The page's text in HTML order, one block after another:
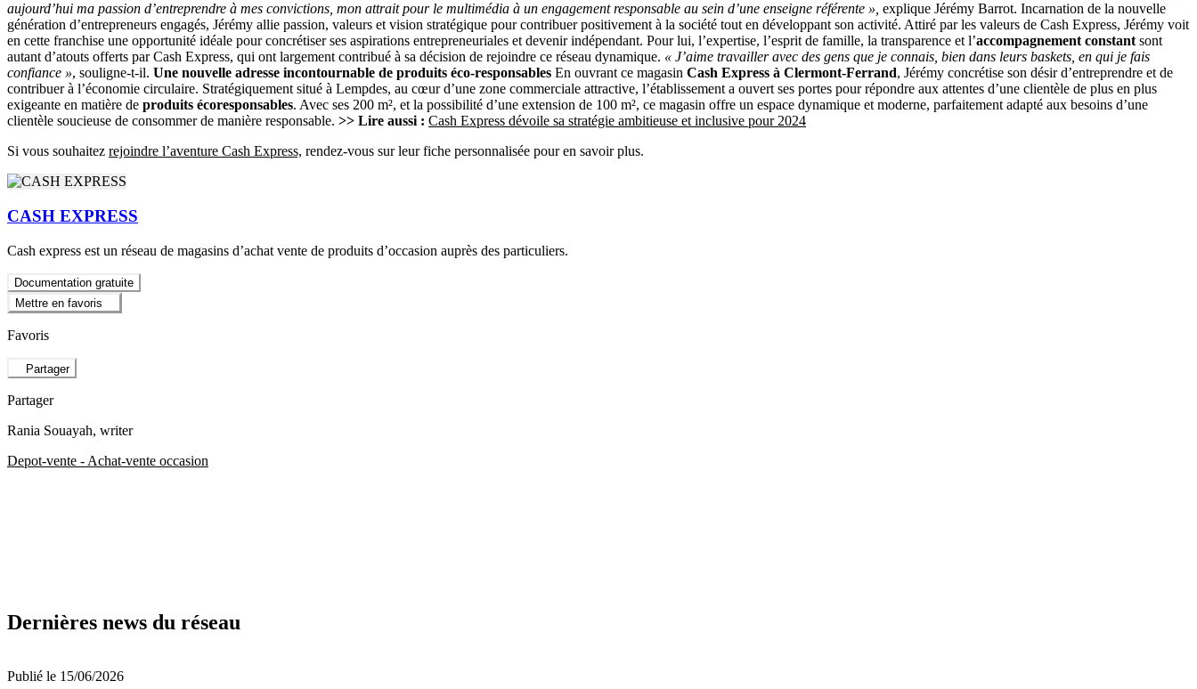
aujourd’hui ma passion d’entreprendre à mes convictions, mon attrait pour le multimédia à un engagement responsable au sein d’une enseigne référente », explique Jérémy Barrot. Incarnation de la nouvelle
génération d’entrepreneurs engagés, Jérémy allie passion, valeurs et vision stratégique pour contribuer positivement à la société tout en développant son activité. Attiré par les valeurs de Cash Express, Jérémy voit
en cette franchise une opportunité idéale pour concrétiser ses aspirations entrepreneuriales et devenir indépendant. Pour lui, l’expertise, l’esprit de famille, la transparence et l’accompagnement constantsont
autant d’atouts offerts par Cash Express, qui ont largement contribué à sa décision de rejoindre ce réseau dynamique. « J’aime travailler avec des gens que je connais, bien dans leurs baskets, en qui je fais
confiance », souligne-t-il. Une nouvelle adresse incontournable de produits éco-responsables En ouvrant ce magasin Cash Express à Clermont-Ferrand, Jérémy concrétise son désir d’entreprendre et de
contribuer à l’économie circulaire. Stratégiquement situé à Lempdes, au cœur d’une zone commerciale attractive, l’établissement a ouvert ses portes pour répondre aux attentes d’une clientèle de plus en plus
exigeante en matière de produits écoresponsables. Avec ses 200 m², et la possibilité d’une extension de 100 m², ce magasin offre un espace dynamique et moderne, parfaitement adapté aux besoins d’une
clientèle soucieuse de consommer de manière responsable. >> Lire aussi : Cash Express dévoile sa stratégie ambitieuse et inclusive pour 2024
Si vous souhaitez rejoindre l’aventure Cash Express, rendez-vous sur leur fiche personnalisée pour en savoir plus.
CASH EXPRESS
Cash express est un réseau de magasins d’achat vente de produits d’occasion auprès des particuliers.
Documentation gratuite
Mettre en favoris
Favoris
Partager
Partager
Rania Souayah, writer
Depot-vente - Achat-vente occasion
Dernières news du réseau
Publié le 15/06/2026